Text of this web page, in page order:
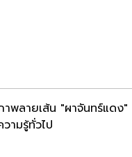
าพลายเส้น "ผาจันทร์แดง"
วามรู้ทั่วไป